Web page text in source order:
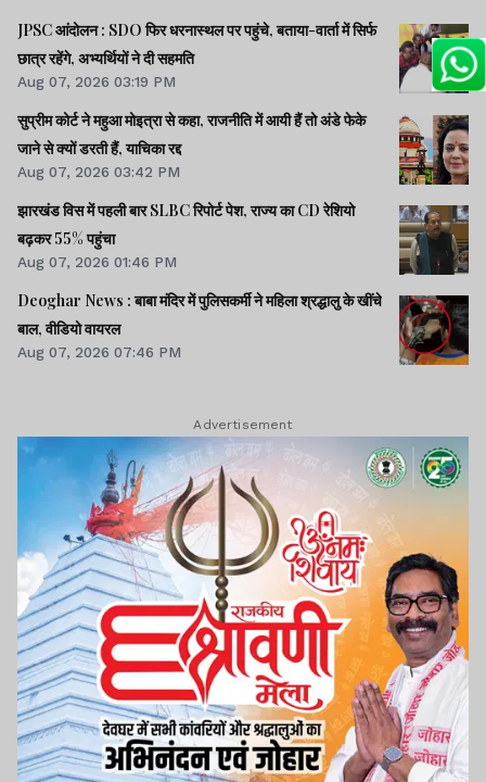
JPSC आंदोलन : SDO फिर धरनास्थल पर पहुंचे, बताया-वार्ता में सिर्फ
छात्र रहेंगे, अभ्यर्थियों ने दी सहमति
Aug 07, 2026 03:19 PM
सुप्रीम कोर्ट ने महुआ मोइत्रा से कहा, राजनीति में आयी हैं तो अंडे फेके
जाने से क्यों डरती हैं, याचिका रद्द
Aug 07, 2026 03:42 PM
झारखंड विस में पहली बार SLBC रिपोर्ट पेश, राज्य का CD रेशियो
बढ़कर 55% पहुंचा
Aug 07, 2026 01:46 PM
Deoghar News : बाबा मंदिर में पुलिसकर्मी ने महिला श्रद्धालु के खींचे
बाल, वीडियो वायरल
Aug 07, 2026 07:46 PM
Advertisement